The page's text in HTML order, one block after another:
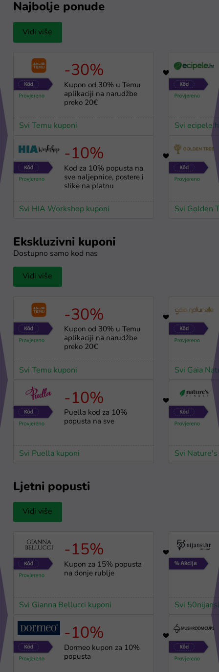
Najbolje ponude
Vidi više
-30%
Kupon od 30% u Temu
aplikaciji na narudžbe
preko 20€
Svi Temu kuponi
-10%
Kod za 10% popusta na
sve naljepnice, postere i
slike na platnu
Svi HIA Workshop kuponi
Svi
Svi Golden
Ekskluzivni kuponi
Dostupno samo kod nas
Vidi više
-30%
Kupon od 30% u Temu
aplikaciji na narudžbe
preko 20€
Svi Temu kuponi
-10% 53
Puella kod za 10%
popusta na sve
Svi Puella kuponi
Svi Gaia
Svi
Ljetni popusti
Vidi više
-15%
Kupon za 15% popusta
na donje rublje
Svi Gianna Bellucci kuponi
-10%
Dormeo kupon za 10%
popusta
Svi